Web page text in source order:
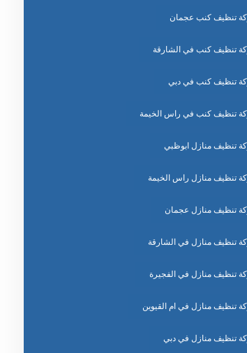
تنظيف كنب عجمان
تنظيف كنب في الشارقة
تنظيف كنب في دبي
تنظيف كنب في راس الخيمة
تنظيف منازل ابوظبي
تنظيف منازل راس الخيمة
تنظيف منازل عجمان
تنظيف منازل في الشارقة
تنظيف منازل في الفجيرة
تنظيف منازل في ام القيوين
تنظيف منازل في دبي